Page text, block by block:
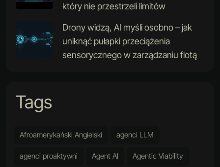
który nie przestrzeli limitów
Drony widzą, AI myśli osobno – jak
uniknąć pułapki przeciążenia
sensorycznego w zarządzaniu flotą
Tags
Afroamerykański Angielski agenci LLM
agenci proaktywni Agent AI Agentic Viability